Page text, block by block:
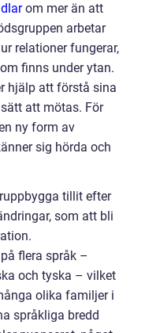
om mer än att
arbetar
relationer fungerar,
finns under ytan.
hjälp att förstå sina
att mötas. För
ny form av
sig hörda och
tillit efter
som att bli
flera språk –
och tyska – vilket
olika familjer i
språkliga bredd